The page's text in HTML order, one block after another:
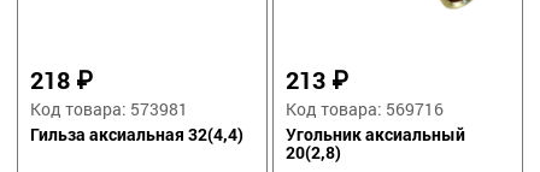
218 ₽
Код товара: 573981
Гильза аксиальная 32(4,4)
213 ₽
Код товара: 569716
Угольник аксиальный
20(2,8)